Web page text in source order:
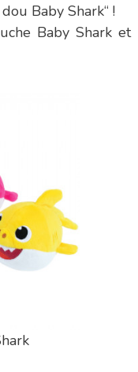
Baby Shark“ !
Baby Shark et